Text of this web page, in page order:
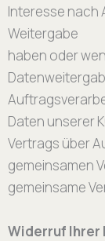
Interesse nach
Weitergabe
haben oder
Daten unserer
Vertrags über
gemeinsamen
gemeinsame
Widerruf Ihrer